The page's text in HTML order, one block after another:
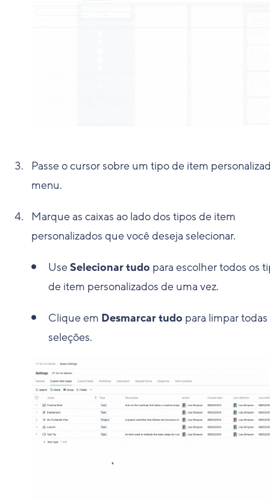
Passe o cursor sobre um tipo de item
menu.
Marque as caixas ao lado dos tipos de item
personalizados que você deseja selecionar.
UseSelecionar tudo para escolher todos os
de item personalizados de uma vez.
Clique em Desmarcar tudo para limpar todas
seleções.